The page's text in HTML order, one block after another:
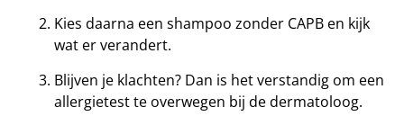
Kies daarna een shampoo zonder CAPB en kijk
wat er verandert.
Blijven je klachten? Dan is het verstandig om een
allergietest te overwegen bij de dermatoloog.